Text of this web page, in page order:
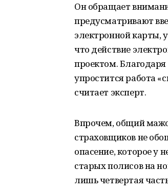
Он обращает
предусматривают
электронной
что действие
проектом.
упростится работа
считает эксперт.
Впрочем, общий
страховщиков не
опасение, которое у
старых полисов на
лишь четвертая